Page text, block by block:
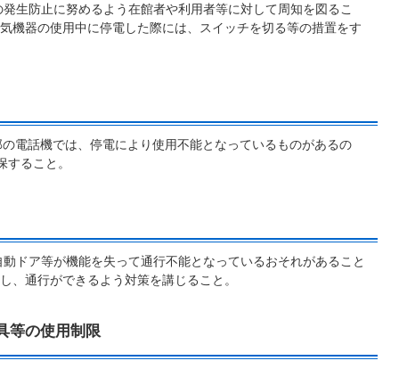
生防止に努めるよう在館者や利用者等に対して周知を図るこ
機器の使用中に停電した際には、スイッチを切る等の措置をす
電話機では、停電により使用不能となっているものがあるの
ること。
ドア等が機能を失って通行不能となっているおそれがあること
、通行ができるよう対策を講じること。
等の使用制限